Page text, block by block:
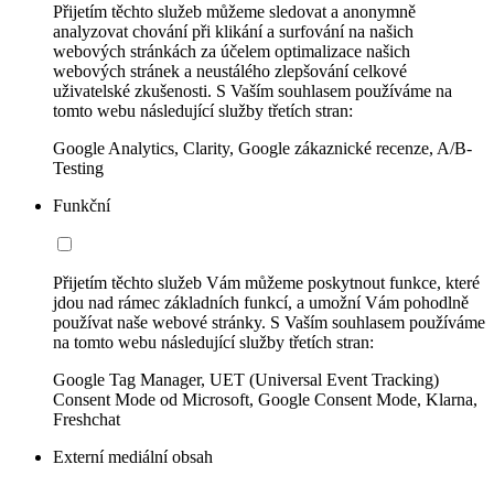
Přijetím těchto služeb můžeme sledovat a anonymně
analyzovat chování při klikání a surfování na našich
webových stránkách za účelem optimalizace našich
webových stránek a neustálého zlepšování celkové
uživatelské zkušenosti. S Vaším souhlasem používáme na
tomto webu následující služby třetích stran:
Google Analytics, Clarity, Google zákaznické recenze, A/B-
Testing
Funkční
Přijetím těchto služeb Vám můžeme poskytnout funkce, které
jdou nad rámec základních funkcí, a umožní Vám pohodlně
používat naše webové stránky. S Vaším souhlasem používáme
na tomto webu následující služby třetích stran:
Google Tag Manager, UET (Universal Event Tracking)
Consent Mode od Microsoft, Google Consent Mode, Klarna,
Freshchat
Externí mediální obsah